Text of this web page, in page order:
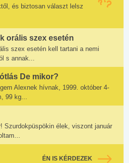
és biztosan választ lelsz
orális szex esetén
szex esetén kell tartani a nemi
s annak...
De mikor?
Alexnek hívnak, 1999. október 4-
99 kg...
Szurdokpüspökin élek, viszont január
ÉN IS KÉRDEZEK